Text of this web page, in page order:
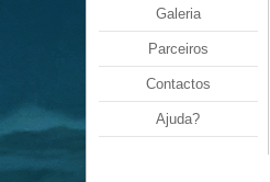
Galeria
Parceiros
Contactos
Ajuda?